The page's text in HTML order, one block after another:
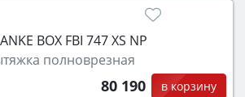
BOX FBI 747 XS NP
полноврезная
80 190 в корзину